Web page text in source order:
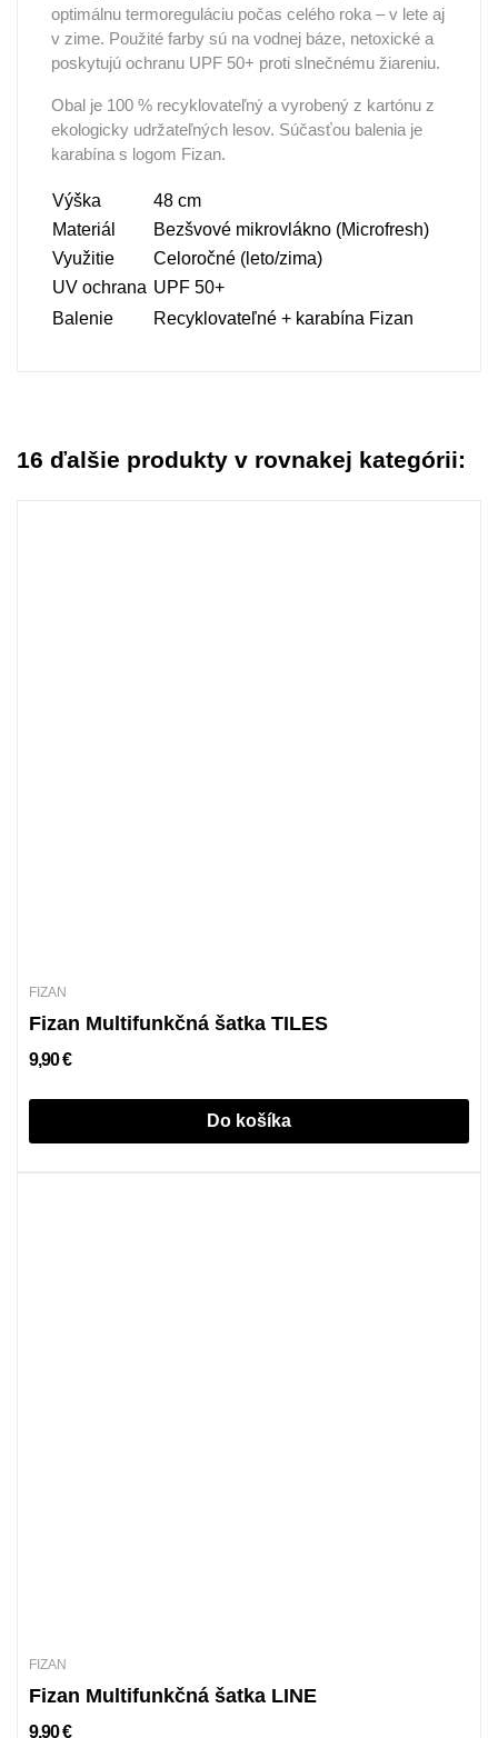
optimálnu termoreguláciu počas celého roka –v lete aj
v zime. Použité farby sú na vodnej báze, netoxické a
poskytujú ochranu UPF 50+ proti slnečnému žiareniu.
Obal je 100 % recyklovateľný a vyrobený z kartónu z
ekologicky udržateľných lesov. Súčasťou balenia je
karabína s logom Fizan.
Výška 48 cm
Materiál
Bezšvové mikrovlákno (Microfresh)
Využitie
Celoročné ( leto/zima)
UV ochrana UPF 50+
Balenie
Recyklovateľné + karabína Fizan
16 ďalšie produkty v rovnakej kategórii:
FIZAN
Fizan Multifunkčná šatka TILES
9,90 €
Do košíka
FIZAN
Fizan Multifunkčná šatka LINE
9,90 €